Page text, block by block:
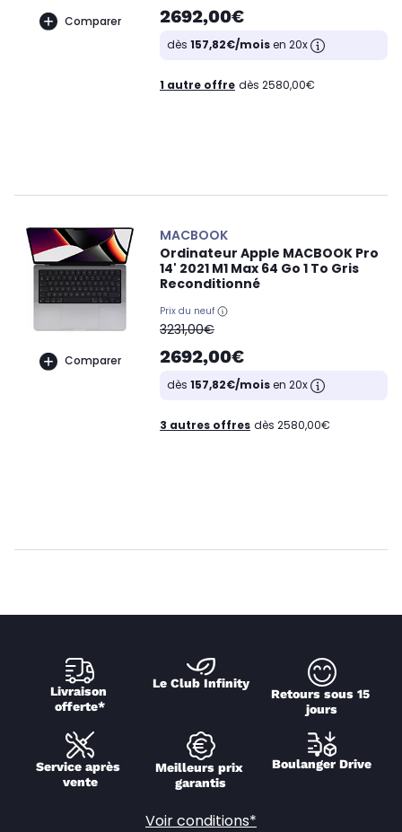
Comparer 2692,00€
dès 157,82€/moisen 20x
1 autre offre dès 2580,00€
Comparer
MACBOOK
Ordinateur Apple MACBOOK Pro
14' 2021 M1 Max 64 Go 1 To Gris
Reconditionné
Prix du neuf
oldPrice
3231,00€
2692,00€
dès 157,82€/moisen 20x
3 autres offres dès 2580,00€
Livraison
offerte*
Le Club Infinity
Retours sous 15
jours
Service après
vente
Meilleurs prix
garantis
Boulanger Drive
Voir conditions*